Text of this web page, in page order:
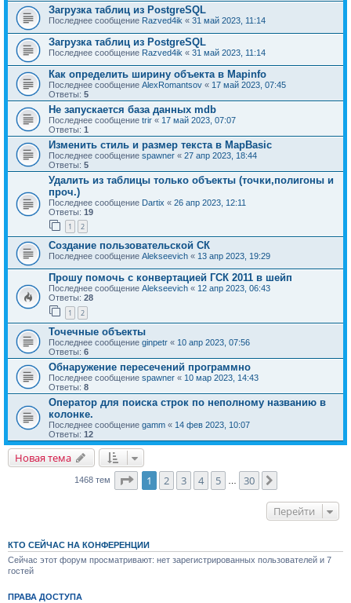
Загрузка таблиц из PostgreSQL
Последнее сообщение Razved4ik « 31 май 2023, 11:14
Загрузка таблиц из PostgreSQL
Последнее сообщение Razved4ik « 31 май 2023, 11:14
Как определить ширину объекта в Mapinfo
Последнее сообщение AlexRomantsov « 17 май 2023, 07:45
Ответы: 5
Не запускается база данных mdb
Последнее сообщение trir « 17 май 2023, 07:07
Ответы: 1
Изменить стиль и размер текста в MapBasic
Последнее сообщение spawner « 27 апр 2023, 18:44
Ответы: 5
Удалить из таблицы только объекты (точки,полигоны и
проч.)
Последнее сообщение Dartix « 26 апр 2023, 12:11
Ответы: 19
1 2
Создание пользовательской СК
Последнее сообщение Alekseevich « 13 апр 2023, 19:29
Прошу помочь с конвертацией ГСК 2011 в шейп
Последнее сообщение Alekseevich « 12 апр 2023, 06:43
Ответы: 28
1 2
Точечные объекты
Последнее сообщение ginpetr « 10 апр 2023, 07:56
Ответы: 6
Обнаружение пересечений программно
Последнее сообщение spawner « 10 мар 2023, 14:43
Ответы: 8
Оператор для поиска строк по неполному названию в
колонке.
Последнее сообщение gamm « 14 фев 2023, 10:07
Ответы: 12
Новая тема
1468 тем Страница1 из
1 2 3 4 5 30
Перейти
КТО СЕЙЧАС НА КОНФЕРЕНЦИИ
Сейчас этот форум просматривают: нет зарегистрированных пользователей и 7
гостей
ПРАВА ДОСТУПА